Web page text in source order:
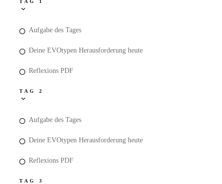
TAG 1
Aufgabe des Tages
Deine EVOtypen Herausforderung heute
Reflexions PDF
TAG 2
Aufgabe des Tages
Deine EVOtypen Herausforderung heute
Reflexions PDF
TAG 3